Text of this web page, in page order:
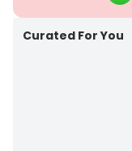
Curated For You